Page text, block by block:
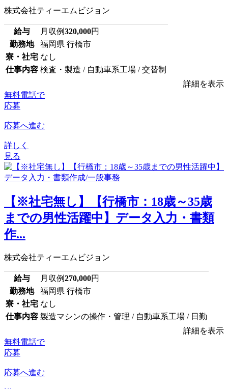
株式会社ティーエムビジョン
給与 月収例320,000円
勤務地
福岡県 行橋市
寮・社宅 なし
仕事内容 検査・製造 / 自動車系工場 / 交替制
詳細を表示
無料電話で
応募
応募へ進む
詳しく
見る
【※社宅無し】【行橋市：18歳～35歳
までの男性活躍中】データ入力・書類
作...
株式会社ティーエムビジョン
給与 月収例270,000円
勤務地
福岡県 行橋市
寮・社宅 なし
仕事内容 製造マシンの操作・管理 / 自動車系工場 / 日勤
詳細を表示
無料電話で
応募
応募へ進む